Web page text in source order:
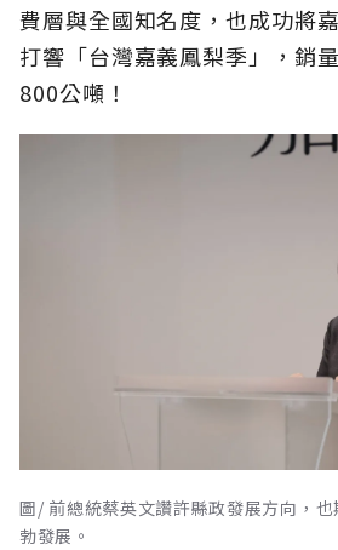
費層與全國知名度，也成功將
打響「台灣嘉義鳳梨季」，銷
800公噸！
圖/ 前總統蔡英文讚許縣政發展方向，
勃發展。